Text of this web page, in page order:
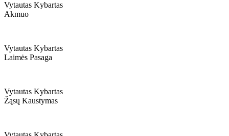
Vytautas Kybartas
Akmuo
Vytautas Kybartas
Laimės Pasaga
Vytautas Kybartas
Žąsų Kaustymas